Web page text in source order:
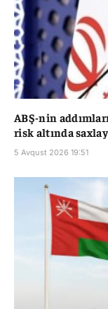
ABŞ-nin
risk altında
5 Avqust 2026 19:51